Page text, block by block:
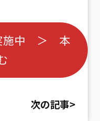
施中 ＞ 本
次の記事>